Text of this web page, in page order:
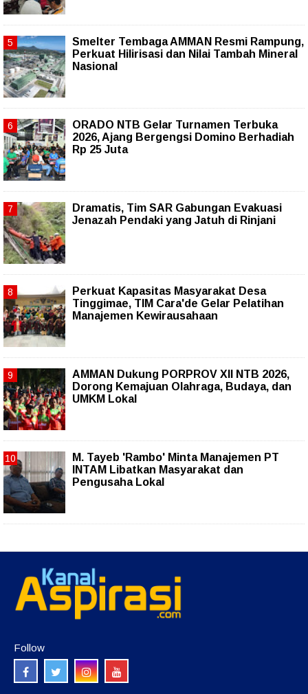
Smelter Tembaga AMMAN Resmi Rampung,
Perkuat Hilirisasi dan Nilai Tambah Mineral
Nasional
ORADO NTB Gelar Turnamen Terbuka
2026, Ajang Bergengsi Domino Berhadiah
Rp 25 Juta
Dramatis, Tim SAR Gabungan Evakuasi
Jenazah Pendaki yang Jatuh di Rinjani
Perkuat Kapasitas Masyarakat Desa
Tinggimae, TIM Cara'de Gelar Pelatihan
Manajemen Kewirausahaan
AMMAN Dukung PORPROV XII NTB 2026,
Dorong Kemajuan Olahraga, Budaya, dan
UMKM Lokal
M. Tayeb 'Rambo' Minta Manajemen PT
INTAM Libatkan Masyarakat dan
Pengusaha Lokal
Follow